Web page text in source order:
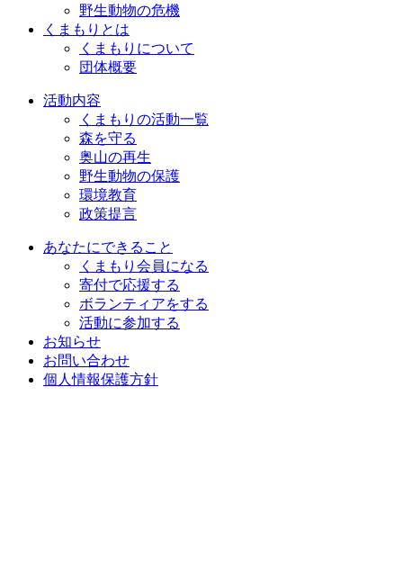
野生動物の危機
くまもりとは
くまもりについて
団体概要
活動内容
くまもりの活動一覧
森を守る
奥山の再生
野生動物の保護
環境教育
政策提言
あなたにできること
くまもり会員になる
寄付で応援する
ボランティアをする
活動に参加する
お知らせ
お問い合わせ
個人情報保護方針